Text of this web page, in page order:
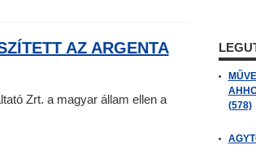
AZ ARGENTA
Zrt. a magyar állam ellen a
(578)